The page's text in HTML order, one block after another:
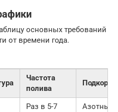
основных требований
от времени года.
Частота
полива
Раз в 5-7
Азотные